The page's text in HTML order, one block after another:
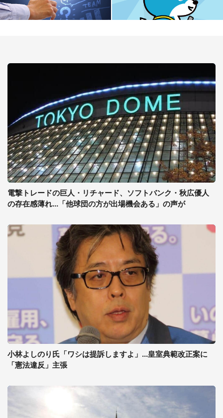
電撃トレードの巨人・リチャード、ソフトバンク・秋広優人
の存在感薄れ...「他球団の方が出場機会ある」の声が
小林よしのり氏「ワシは提訴しますよ」...皇室典範改正案に
「憲法違反」主張